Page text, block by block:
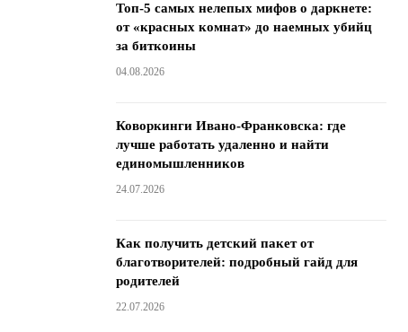
Топ-5 самых нелепых мифов о даркнете:
от «красных комнат» до наемных убийц
за биткоины
04.08.2026
Коворкинги Ивано-Франковска: где
лучше работать удаленно и найти
единомышленников
24.07.2026
Как получить детский пакет от
благотворителей: подробный гайд для
родителей
22.07.2026